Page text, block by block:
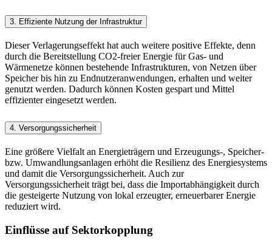
3. Effiziente Nutzung der Infrastruktur
Dieser Verlagerungseffekt hat auch weitere positive Ef­fekte, denn
durch die Bereitstellung CO2-freier Energie für Gas- und
Wärmenetze können bestehende Infrastrukturen, von Netzen über
Speicher bis hin zu Endnutzeranwendungen, erhalten und weiter
genutzt werden. Dadurch können Kosten gespart und Mittel
effizienter eingesetzt werden.
4. Versorgungssicherheit
Eine größere Vielfalt an Energieträgern und Erzeugungs-, Speicher-
bzw. Umwandlungsanlagen erhöht die Resilienz des Energiesystems
und damit die Versorgungssicherheit. Auch zur
Versorgungssicherheit trägt bei, dass die Importabhängigkeit durch
die gesteigerte Nutzung von lokal erzeugter, erneuerbarer Energie
reduziert wird.
Einflüsse auf Sektorkopplung